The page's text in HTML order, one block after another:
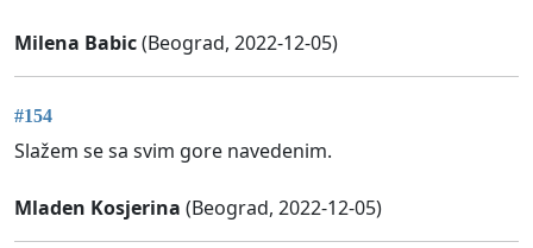
Milena Babic(Beograd, 2022-12-05)
#154
Slažem se sa svim gore navedenim.
Mladen Kosjerina (Beograd, 2022-12-05)